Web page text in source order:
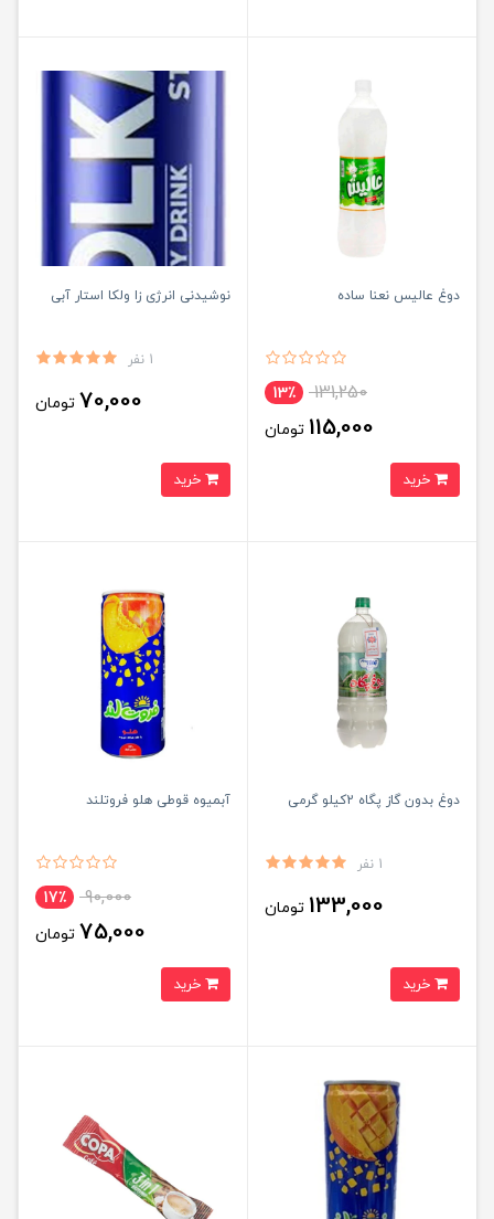
دوغ عالیس نعنا ساده
131,250 13٪
115,000 تومان
نوشیدنی انرژی زا ولکا استار آبی
1 نفر
70,000 تومان
دوغ بدون گاز پگاه 2کیلو گرمی
1 نفر
133,000 تومان
آبمیوه قوطی هلو فروتلند
90,000 17٪
75,000 تومان